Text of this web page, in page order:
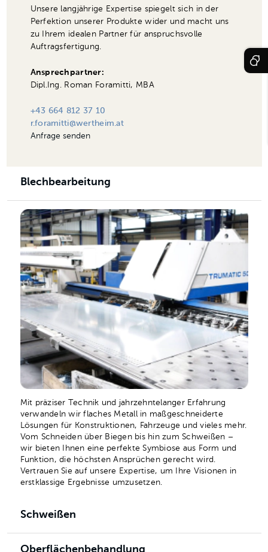
Unsere langjährige Expertise spiegelt sich in der
Perfektion unserer Produkte wider und macht uns
zu Ihrem idealen Partner für anspruchsvolle
Auftragsfertigung.
Ansprechpartner:
Dipl.Ing. Roman Foramitti, MBA
+43 664 812 37 10
r.foramitti@wertheim.at
Anfrage senden
Blechbearbeitung
Mit präziser Technik und jahrzehntelanger Erfahrung
verwandeln wir flaches Metall in maßgeschneiderte
Lösungen für Konstruktionen, Fahrzeuge und vieles mehr.
Vom Schneiden über Biegen bis hin zum Schweißen –
wir bieten Ihnen eine perfekte Symbiose aus Form und
Funktion, die höchsten Ansprüchen gerecht wird.
Vertrauen Sie auf unsere Expertise, um Ihre Visionen in
erstklassige Ergebnisse umzusetzen.
Schweißen
Oberflächenbehandlung